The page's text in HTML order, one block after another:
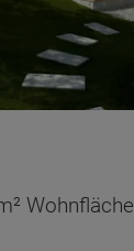
Wohnfläche